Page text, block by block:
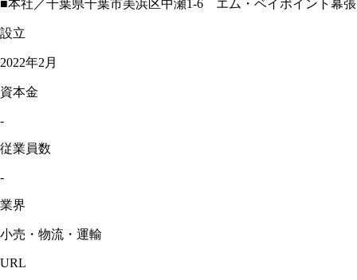
■本社／千葉県千葉市美浜区中瀬1-6 エム・ベイポイント幕張
設立
2022年2月
資本金
-
従業員数
-
業界
小売・物流・運輸
URL